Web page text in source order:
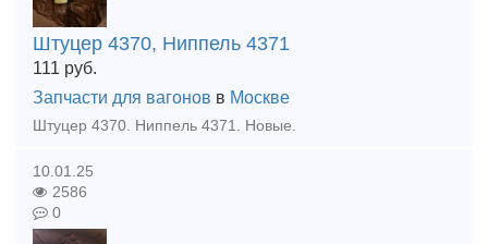
Штуцер 4370, Ниппель 4371
111 руб.
Запчасти для вагонов в Москве
Штуцер 4370. Ниппель 4371. Новые.
10.01.25
2586
0